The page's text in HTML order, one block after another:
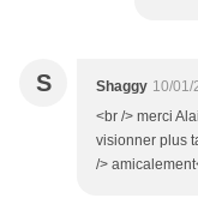
S Shaggy 10/01/
<br /> merci
visionner plus
/>